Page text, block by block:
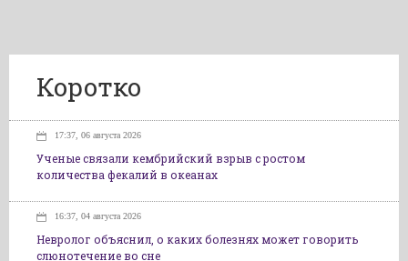
Коротко
17:37, 06 августа 2026
Ученые связали кембрийский взрыв с ростом
количества фекалий в океанах
16:37, 04 августа 2026
Невролог объяснил, о каких болезнях может говорить
слюнотечение во сне